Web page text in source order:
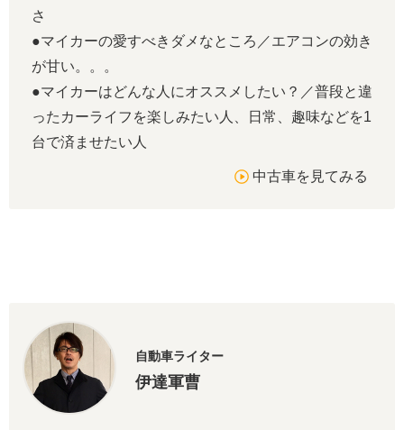
さ
●マイカーの愛すべきダメなところ／エアコンの効き
が甘い。。。
●マイカーはどんな人にオススメしたい？／普段と違
ったカーライフを楽しみたい人、日常、趣味などを1
台で済ませたい人
中古車を見てみる
自動車ライター
伊達軍曹